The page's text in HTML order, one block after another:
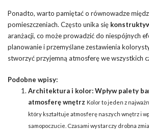
Ponadto, warto pamiętać o równowadze
pomieszczeniach. Często unika się
aranżacji, co może prowadzić do niespójnych
planowanie i przemyślane zestawienia
stworzyć przyjemną atmosferę we wszystkich
Podobne wpisy:
Architektura i kolor: Wpływ palety
atmosferę wnętrz Kolor to jeden z
który kształtuje atmosferę naszych wnętrz i
samopoczucie. Czasami wystarczy drobna